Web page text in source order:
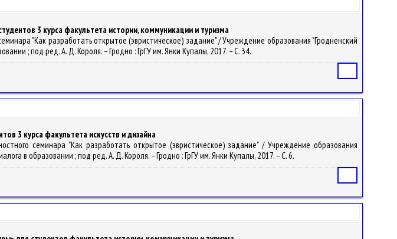
3 курса факультета истории, коммуникации и туризма
"Как разработать открытое (эвристическое) задание" / Учреждение образования "Гродненский
; под ред. А. Д. Короля. – Гродно : ГрГУ им. Янки Купалы, 2017. – С. 34.
3 курса факультета искусств и дизайна
семинара "Как разработать открытое (эвристическое) задание" / Учреждение образования
в образовании ; под ред. А. Д. Короля. – Гродно : ГрГУ им. Янки Купалы, 2017. – С. 6.